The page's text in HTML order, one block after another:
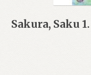
Sakura, Saku 1.